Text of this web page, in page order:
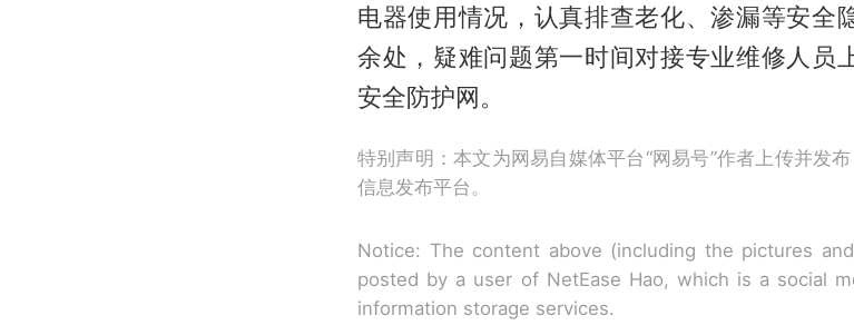
电器使用情况，认真排查老化、渗漏等安全
余处，疑难问题第一时间对接专业维修人员
安全防护网。
特别声明：本文为网易自媒体平台“网易号”作者上传并发
信息发布平台。
Notice: The content above (including the pictures
posted by a user of NetEase Hao, which is a social
information storage services.